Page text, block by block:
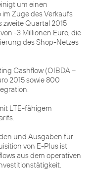
um einen
im Zuge des Verkaufs
Quartal 2015
-3 Millionen Euro, die
des Shop-Netzes
Cashflow (OIBDA –
2015 sowie 800
LTE-fähigem
und Ausgaben für
von E-Plus ist
aus dem operativen